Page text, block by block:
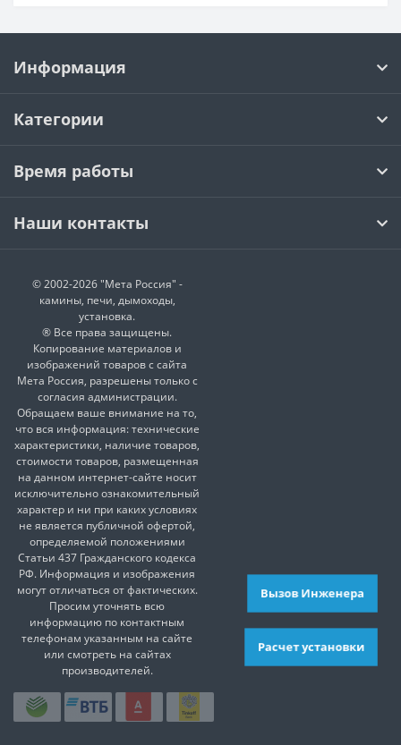
Информация
Категории
Время работы
Наши контакты
© 2002-2026 "Мета Россия" -
камины, печи, дымоходы,
установка.
® Все права защищены.
Копирование материалов и
изображений товаров с сайта
Мета Россия, разрешены только с
согласия администрации.
Обращаем ваше внимание на то,
что вся информация: технические
характеристики, наличие товаров,
стоимости товаров, размещенная
на данном интернет-сайте носит
исключительно ознакомительный
характер и ни при каких условиях
не является публичной офертой,
определяемой положениями
Статьи 437 Гражданского кодекса
РФ. Информация и изображения
могут отличаться от фактических.
Просим уточнять всю
информацию по контактным
телефонам указанным на сайте
или смотреть на сайтах
производителей.
Расчет установки
Вызов Инженера